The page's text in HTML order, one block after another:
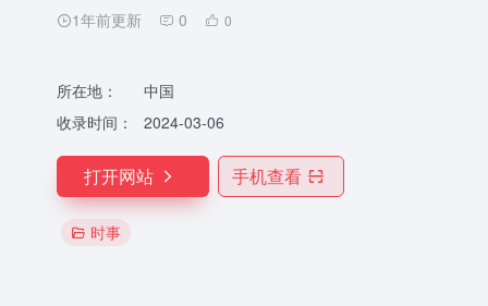
1年前更新 0 0
所在地：
中国
收录时间：
2024-03-06
打开网站 手机查看
时事